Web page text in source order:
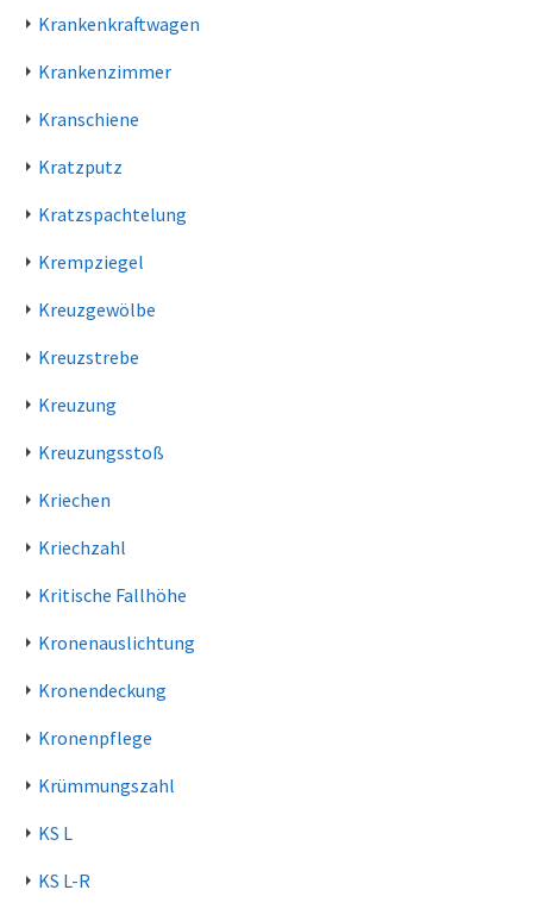
Krankenkraftwagen
Krankenzimmer
Kranschiene
Kratzputz
Kratzspachtelung
Krempziegel
Kreuzgewölbe
Kreuzstrebe
Kreuzung
Kreuzungsstoß
Kriechen
Kriechzahl
Kritische Fallhöhe
Kronenauslichtung
Kronendeckung
Kronenpflege
Krümmungszahl
KS L
KS L-R